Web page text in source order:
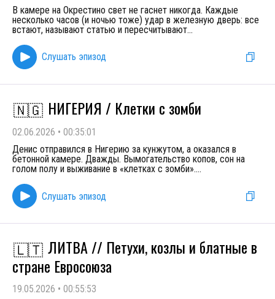
В камере на Окрестино свет не гаснет никогда. Каждые
несколько часов (и ночью тоже) удар в железную дверь: все
встают, называют статью и пересчитывают...
Слушать эпизод
🇳🇬 НИГЕРИЯ / Клетки с зомби
02.06.2026 • 00:35:01
Денис отправился в Нигерию за кунжутом, а оказался в
бетонной камере. Дважды. Вымогательство копов, сон на
голом полу и выживание в «клетках с зомби»....
Слушать эпизод
🇱🇹 ЛИТВА // Петухи, козлы и блатные в
стране Евросоюза
19.05.2026 • 00:55:53